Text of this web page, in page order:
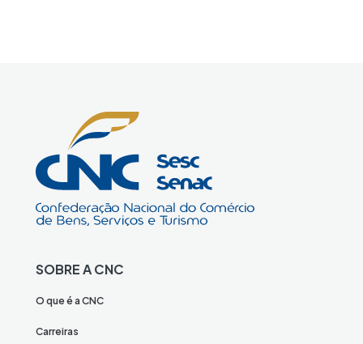
SOBRE A CNC
O que é a CNC
Carreiras